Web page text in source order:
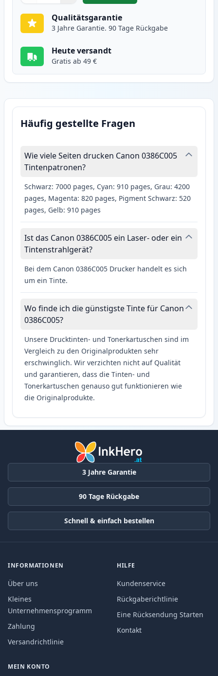
Qualitätsgarantie
3 Jahre Garantie. 90 Tage Rückgabe
Heute versandt
Gratis ab 49 €
Häufig gestellte Fragen
Wie viele Seiten drucken Canon 0386C005
Tintenpatronen?
Schwarz: 7000 pages, Cyan: 910 pages, Grau: 4200
pages, Magenta: 820 pages, Pigment Schwarz: 520
pages, Gelb: 910 pages
Ist das Canon 0386C005 ein Laser- oder ein
Tintenstrahlgerät?
Bei dem Canon 0386C005 Drucker handelt es sich
um ein Tinte.
Wo finde ich die günstigste Tinte für Canon
0386C005?
Unsere Drucktinten- und Tonerkartuschen sind im
Vergleich zu den Originalprodukten sehr
erschwinglich. Wir verzichten nicht auf Qualität
und garantieren, dass die Tinten- und
Tonerkartuschen genauso gut funktionieren wie
die Originalprodukte.
3 Jahre Garantie
90 Tage Rückgabe
Schnell & einfach bestellen
INFORMATIONEN
Über uns
Kleines
Unternehmensprogramm
Zahlung
Versandrichtlinie
HILFE
Kundenservice
Rückgaberichtlinie
Eine Rücksendung Starten
Kontakt
MEIN KONTO